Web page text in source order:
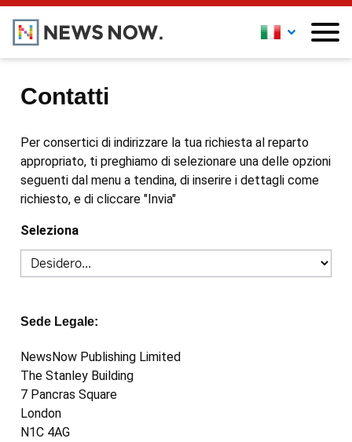
Contatti
Per consertici di indirizzare la tua richiesta al reparto
appropriato, ti preghiamo di selezionare una delle opzioni
seguenti dal menu a tendina, di inserire i dettagli come
richiesto, e di cliccare "Invia"
Seleziona
Sede Legale:
NewsNow Publishing Limited
The Stanley Building
7 Pancras Square
London
N1C 4AG